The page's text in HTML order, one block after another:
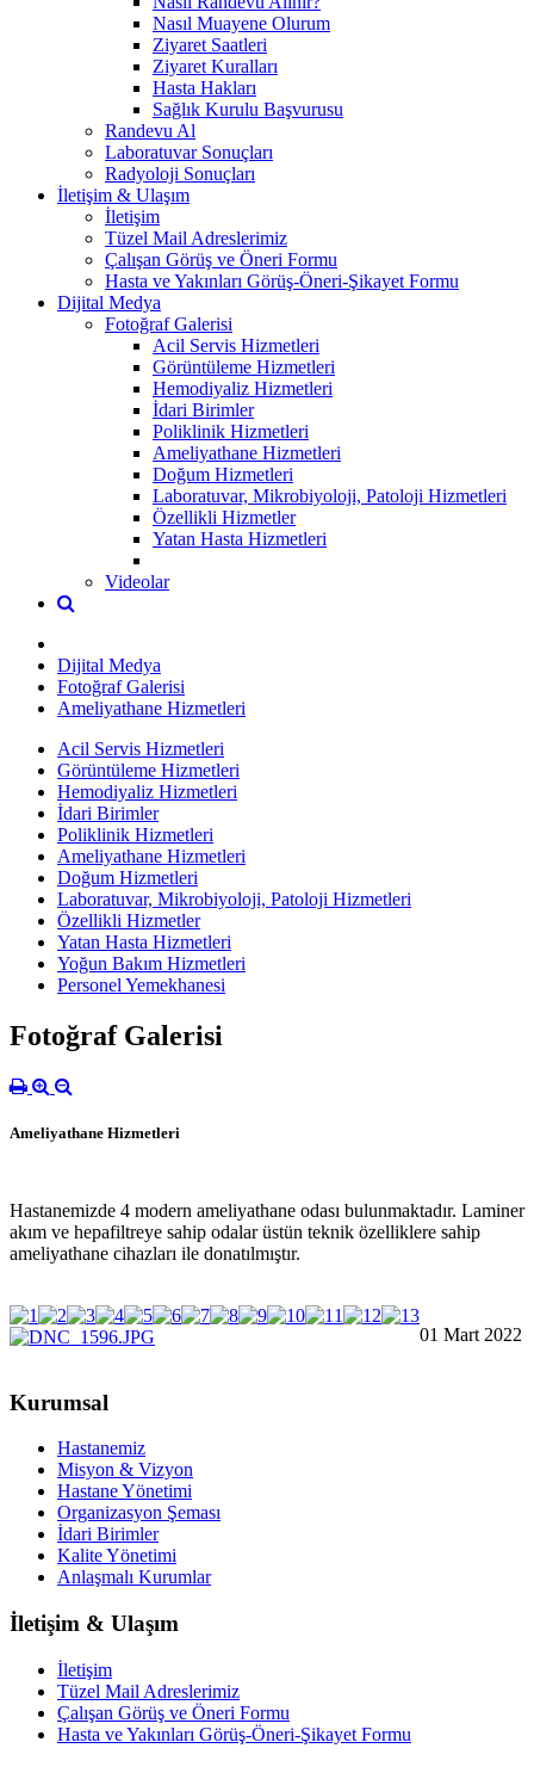
Nasıl Muayene Olurum
Ziyaret Saatleri
Ziyaret Kuralları
Hasta Hakları
Sağlık Kurulu Başvurusu
Randevu Al
Laboratuvar Sonuçları
Radyoloji Sonuçları
İletişim & Ulaşım
İletişim
Tüzel Mail Adreslerimiz
Çalışan Görüş ve Öneri Formu
Hasta ve Yakınları Görüş-Öneri-Şikayet Formu
Dijital Medya
Fotoğraf Galerisi
Acil Servis Hizmetleri
Görüntüleme Hizmetleri
Hemodiyaliz Hizmetleri
İdari Birimler
Poliklinik Hizmetleri
Ameliyathane Hizmetleri
Doğum Hizmetleri
Laboratuvar, Mikrobiyoloji, Patoloji Hizmetleri
Özellikli Hizmetler
Yatan Hasta Hizmetleri
Videolar
Dijital Medya
Fotoğraf Galerisi
Ameliyathane Hizmetleri
Acil Servis Hizmetleri
Görüntüleme Hizmetleri
Hemodiyaliz Hizmetleri
İdari Birimler
Poliklinik Hizmetleri
Ameliyathane Hizmetleri
Doğum Hizmetleri
Laboratuvar, Mikrobiyoloji, Patoloji Hizmetleri
Özellikli Hizmetler
Yatan Hasta Hizmetleri
Yoğun Bakım Hizmetleri
Personel Yemekhanesi
Fotoğraf Galerisi
Ameliyathane Hizmetleri
Hastanemizde 4 modern ameliyathane odası bulunmaktadır. Laminer
akım ve hepafiltreye sahip odalar üstün teknik özelliklere sahip
ameliyathane cihazları ile donatılmıştır.
01 Mart 2022
Kurumsal
Hastanemiz
Misyon & Vizyon
Hastane Yönetimi
Organizasyon Şeması
İdari Birimler
Kalite Yönetimi
Anlaşmalı Kurumlar
İletişim & Ulaşım
İletişim
Tüzel Mail Adreslerimiz
Çalışan Görüş ve Öneri Formu
Hasta ve Yakınları Görüş-Öneri-Şikayet Formu